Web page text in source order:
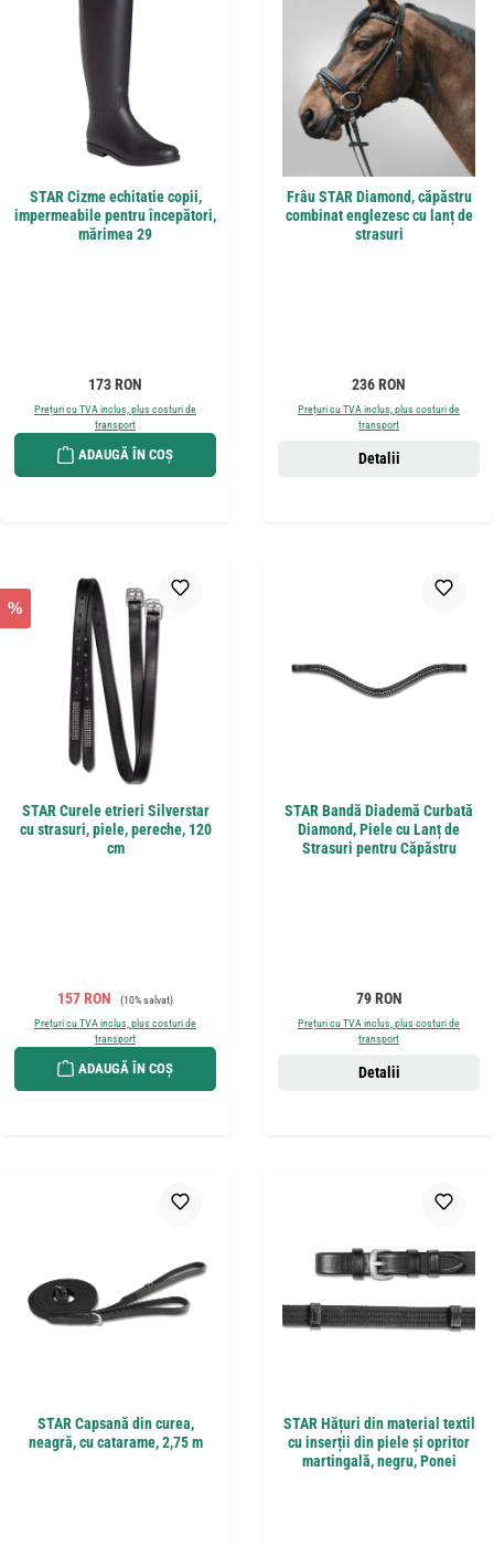
STAR Cizme echitatie copii,
impermeabile pentru începători,
mărimea 29
Preț obișnuit:
173 RON
Prețuri cu TVA inclus, plus costuri de
transport
ADAUGĂ ÎN COȘ
Frâu STAR Diamond, căpăstru
combinat englezesc cu lanț de
strasuri
Preț obișnuit:
236 RON
Prețuri cu TVA inclus, plus costuri de
transport
Detalii
%
STAR Curele etrieri Silverstar
cu strasuri, piele, pereche, 120
cm
Preț de vânzare:
157 RON Preț obișnuit:
(10% salvat)
Prețuri cu TVA inclus, plus costuri de
transport
ADAUGĂ ÎN COȘ
STAR Bandă Diademă Curbată
Diamond, Piele cu Lanț de
Strasuri pentru Căpăstru
Preț obișnuit:
79 RON
Prețuri cu TVA inclus, plus costuri de
transport
Detalii
STAR Capsană din curea,
neagră, cu catarame, 2,75 m
STAR Hățuri din material textil
cu inserții din piele și opritor
martingală, negru, Ponei